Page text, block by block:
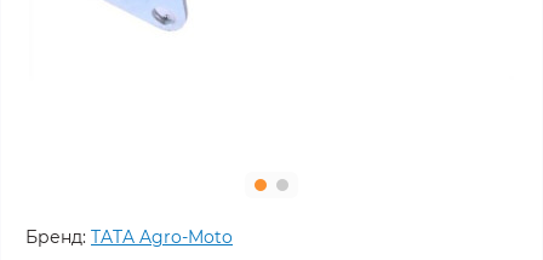
Бренд: TATA Agro-Moto